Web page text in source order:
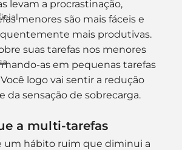
levam a procrastinação,
menores são mais fáceis e
mais produtivas.
suas tarefas nos menores
as em pequenas tarefas
logo vai sentir a redução
da sensação de sobrecarga.
a multi-tarefas
um hábito ruim que diminui a